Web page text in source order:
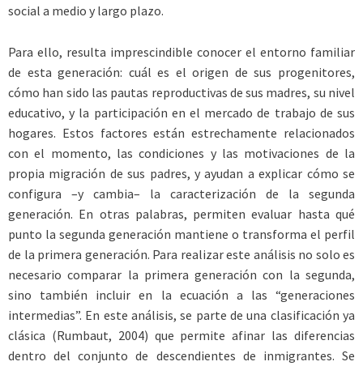
social a medio y largo plazo.
Para ello, resulta imprescindible conocer el entorno familiar
de esta generación: cuál es el origen de sus progenitores,
cómo han sido las pautas reproductivas de sus madres, su nivel
educativo, y la participación en el mercado de trabajo de sus
hogares. Estos factores están estrechamente relacionados
con el momento, las condiciones y las motivaciones de la
propia migración de sus padres, y ayudan a explicar cómo se
configura –y cambia– la caracterización de la segunda
generación. En otras palabras, permiten evaluar hasta qué
punto la segunda generación mantiene o transforma el perfil
de la primera generación. Para realizar este análisis no solo es
necesario comparar la primera generación con la segunda,
sino también incluir en la ecuación a las “generaciones
intermedias”. En este análisis, se parte de una clasificación ya
clásica (Rumbaut, 2004) que permite afinar las diferencias
dentro del conjunto de descendientes de inmigrantes. Se